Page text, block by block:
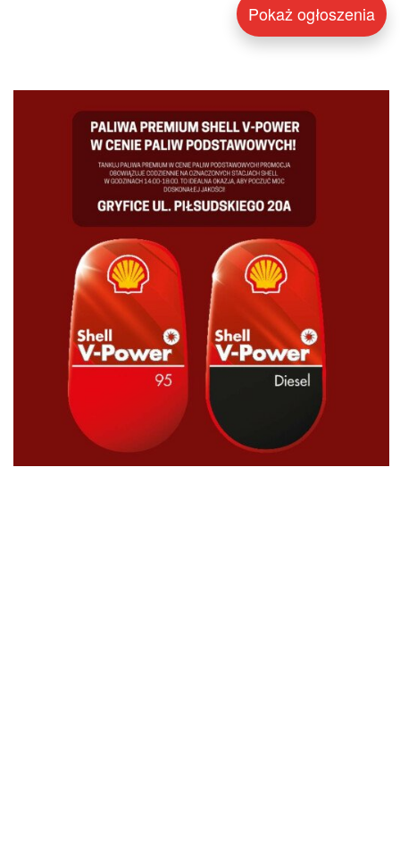
Pokaż ogłoszenia